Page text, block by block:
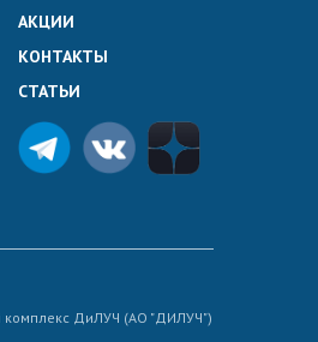
АКЦИИ
КОНТАКТЫ
СТАТЬИ
комплекс ДиЛУЧ (АО "ДИЛУЧ")